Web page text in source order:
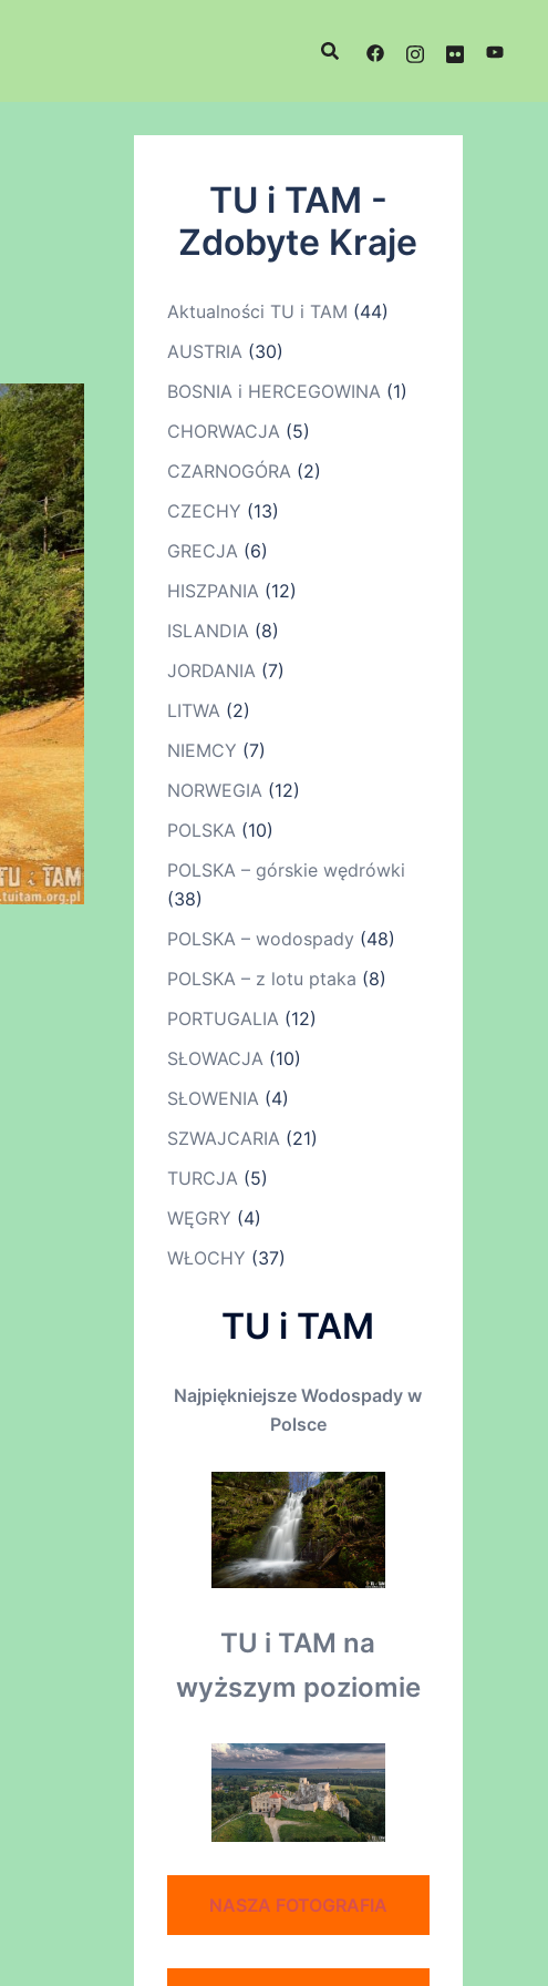
TU i TAM -
Zdobyte Kraje
Aktualności TU i TAM (44)
AUSTRIA(30)
BOSNIA i HERCEGOWINA(1)
CHORWACJA(5)
CZARNOGÓRA(2)
CZECHY (13)
GRECJA(6)
HISZPANIA(12)
ISLANDIA(8)
JORDANIA(7)
LITWA(2)
NIEMCY (7)
NORWEGIA(12)
POLSKA(10)
POLSKA – górskie wędrówki
(38)
POLSKA – wodospady (48)
POLSKA – z lotu ptaka (8)
PORTUGALIA(12)
SŁOWACJA(10)
SŁOWENIA(4)
SZWAJCARIA(21)
TURCJA(5)
WĘGRY (4)
WŁOCHY (37)
TU i TAM
Najpiękniejsze Wodospady w
Polsce
TU i TAM na
wyższym poziomie
NASZA FOTOGRAFIA